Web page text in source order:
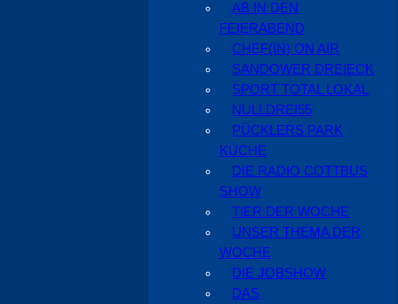
AB IN DEN
FEIERABEND
CHEF(IN) ON AIR
SANDOWER DREIECK
SPORT TOTAL LOKAL
NULLDREI55
PÜCKLERS PARK
KÜCHE
DIE RADIO COTTBUS
SHOW
TIER DER WOCHE
UNSER THEMA DER
WOCHE
DIE JOBSHOW
DAS